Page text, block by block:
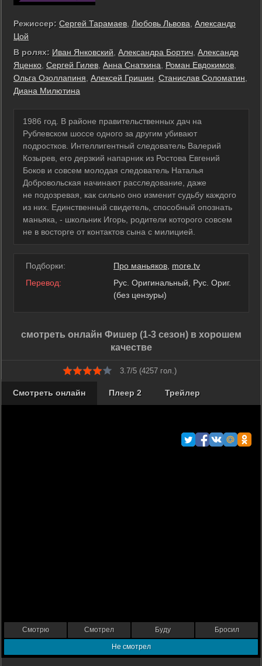
Режиссер: Сергей Тарамаев Любовь Львова Александр
Цой
В ролях: Иван Янковский Александра Бортич Александр
Яценко Сергей Гилев Анна Снаткина Роман Евдокимов
Ольга Озоллапиня Алексей Гришин Станислав Соломатин
Диана Милютина
1986 год. В районе правительственных дач на
Рублевском шоссе одного за другим убивают
подростков. Интеллигентный следователь Валерий
Козырев, его дерзкий напарник из Ростова Евгений
Боков и совсем молодая следователь Наталья
Добровольская начинают расследование, даже
не подозревая, как сильно оно изменит судьбу каждого
из них. Единственный свидетель, способный опознать
маньяка, - школьник Игорь, родители которого совсем
не в восторге от контактов сына с милицией.
Подборки: Про маньяков more.tv
Перевод:
Рус. Оригинальный, Рус. Ориг.
(без цензуры)
смотреть онлайн Фишер (1-3 сезон) в хорошем
качестве
3.7/5 (4257 гол.)
Смотреть онлайн Плеер 2 Трейлер
Смотрю Смотрел Буду Бросил
Не смотрел